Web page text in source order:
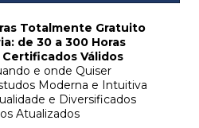
Totalmente Gratuito
de 30 a 300 Horas
Certificados Válidos
e onde Quiser
Moderna e Intuitiva
e Diversificados
Atualizados